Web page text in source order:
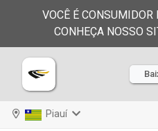
VOCÊ É
CONHEÇA NOSSO
Piauí